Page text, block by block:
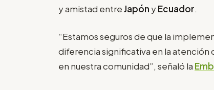
y amistad entreJapón yEcuador.
“Estamos seguros de que la
diferencia significativa en la
en nuestra comunidad”, señaló la